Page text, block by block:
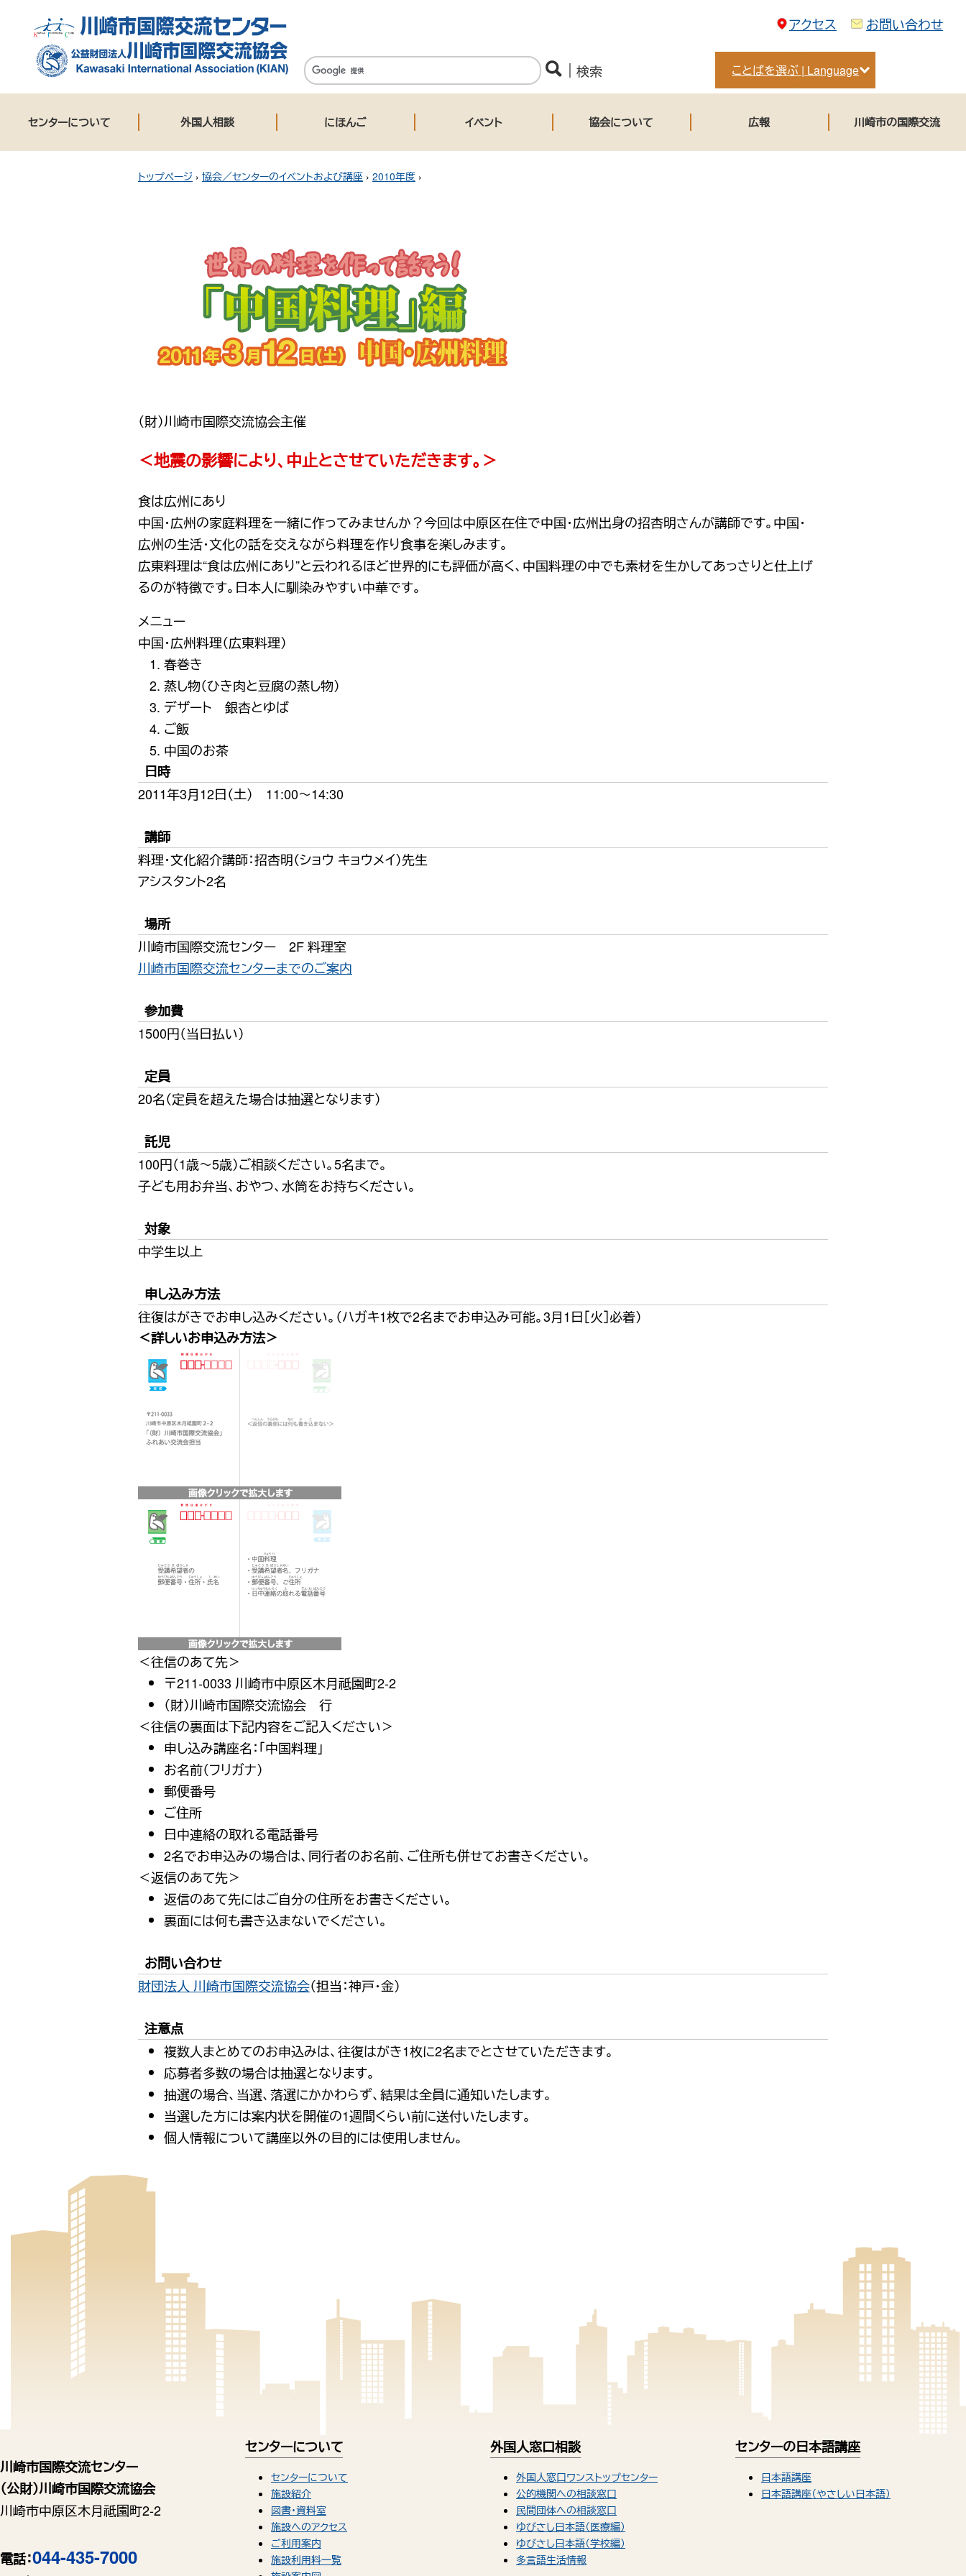
アクセス
お問い合わせ
ことばを選ぶ | Language
センターについて 外国人相談 にほんご イベント 協会について 広報 川崎市の国際交流
トップページ › 協会／センターのイベントおよび講座 › 2010年度 ›
（財）川崎市国際交流協会主催
＜地震の影響により、中止とさせていただきます。＞
食は広州にあり
中国・広州の家庭料理を一緒に作ってみませんか？今回は中原区在住で中国・広州出身の招杏明さんが講師です。中国・
広州の生活・文化の話を交えながら料理を作り食事を楽しみます。
広東料理は“食は広州にあり”と云われるほど世界的にも評価が高く、中国料理の中でも素材を生かしてあっさりと仕上げ
るのが特徴です。日本人に馴染みやすい中華です。
メニュー
中国・広州料理（広東料理）
春巻き
蒸し物（ひき肉と豆腐の蒸し物）
デザート 銀杏とゆば
ご飯
中国のお茶
日時
2011年3月12日（土） 11:00〜14:30
講師
料理・文化紹介講師：招杏明（ショウ キョウメイ）先生
アシスタント2名
場所
川崎市国際交流センター 2F 料理室
川崎市国際交流センターまでのご案内
参加費
1500円（当日払い）
定員
20名（定員を超えた場合は抽選となります）
託児
100円（1歳〜5歳）ご相談ください。5名まで。
子ども用お弁当、おやつ、水筒をお持ちください。
対象
中学生以上
申し込み方法
往復はがきでお申し込みください。（ハガキ1枚で2名までお申込み可能。3月1日［火］必着）
＜詳しいお申込み方法＞
＜往信のあて先＞
〒211-0033 川崎市中原区木月祗園町2-2
（財）川崎市国際交流協会 行
＜往信の裏面は下記内容をご記入ください＞
申し込み講座名：「中国料理」
お名前（フリガナ）
郵便番号
ご住所
日中連絡の取れる電話番号
2名でお申込みの場合は、同行者のお名前、ご住所も併せてお書きください。
＜返信のあて先＞
返信のあて先にはご自分の住所をお書きください。
裏面には何も書き込まないでください。
お問い合わせ
財団法人 川崎市国際交流協会（担当：神戸・金）
注意点
複数人まとめてのお申込みは、往復はがき1枚に2名までとさせていただきます。
応募者多数の場合は抽選となります。
抽選の場合、当選、落選にかかわらず、結果は全員に通知いたします。
当選した方には案内状を開催の1週間くらい前に送付いたします。
個人情報について講座以外の目的には使用しません。
川崎市国際交流センター
（公財）川崎市国際交流協会
川崎市中原区木月祗園町2-2
電話：044-435-7000
センターについて
センターについて
施設紹介
図書・資料室
施設へのアクセス
ご利用案内
施設利用料一覧
外国人窓口相談
外国人窓口ワンストップセンター
公的機関への相談窓口
民間団体への相談窓口
ゆびさし日本語（医療編）
ゆびさし日本語（学校編）
多言語生活情報
センターの日本語講座
日本語講座
日本語講座（やさしい日本語）